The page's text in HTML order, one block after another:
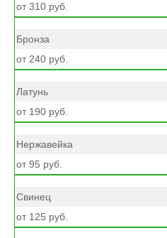
от 310 руб.
Бронза
от 240 руб.
Латунь
от 190 руб.
Нержавейка
от 95 руб.
Свинец
от 125 руб.